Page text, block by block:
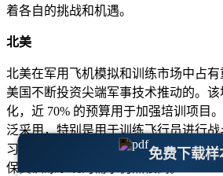
免费下载样
着各自的挑战和机遇。
北美
北美在军用飞机模拟和训练市场中占
美国不断投资尖端军事技术推动的。
化，近 70% 的预算用于加强培训项目
泛采用，特别是用于训练飞行员进行
习。北美60%以上的军用飞机模拟装
保真训练系统的需求仍然很高。